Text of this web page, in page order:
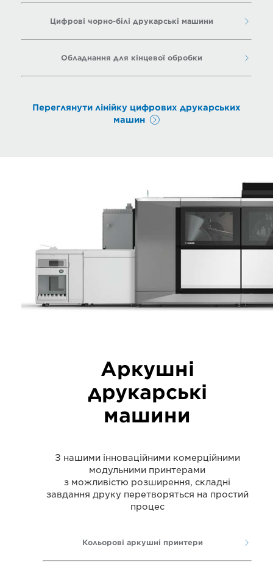
Цифрові чорно-білі друкарські машини
Обладнання для кінцевої обробки
Переглянути лінійку цифрових друкарських
машин
Аркушні
друкарські
машини
З нашими інноваційними комерційними
модульними принтерами
з можливістю розширення, складні
завдання друку перетворяться на простий
процес
Кольорові аркушні принтери